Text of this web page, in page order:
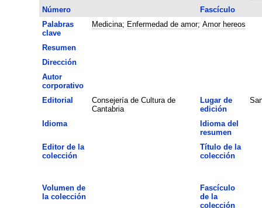
Número
Fascículo
Palabras
clave
Medicina; Enfermedad de amor; Amor hereos
Resumen
Dirección
Autor
corporativo
Editorial
Consejería de Cultura de
Cantabria
Lugar de
edición
Idioma
Idioma del
resumen
Editor de la
colección
Título de la
colección
Volumen de
la colección
Fascículo
de la
colección